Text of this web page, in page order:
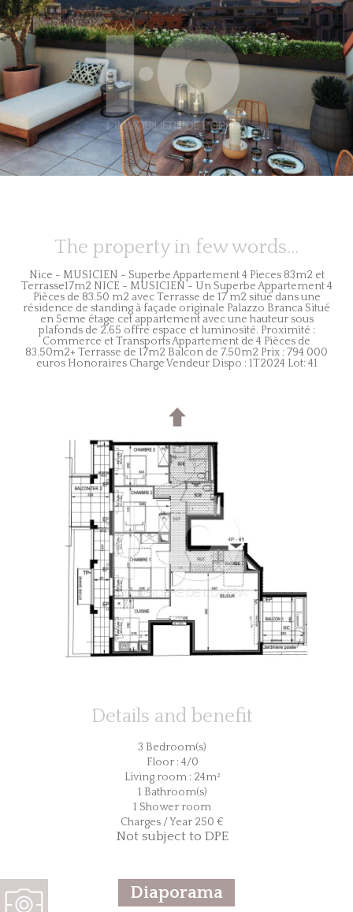
The property in few words...
Nice - MUSICIEN - Superbe Appartement 4 Pieces 83m2 et
Terrasse17m2 NICE - MUSICIEN - Un Superbe Appartement 4
Pièces de 83.50 m2 avec Terrasse de 17 m2 situé dans une
résidence de standing à façade originale Palazzo Branca Situé
en 5eme étage cet appartement avec une hauteur sous
plafonds de 2.65 offre espace et luminosité. Proximité :
Commerce et Transports Appartement de 4 Pièces de
83.50m2+ Terrasse de 17m2 Balcon de 7.50m2 Prix : 794 000
euros Honoraires Charge Vendeur Dispo : 1T2024 Lot: 41
Details and benefit
3 Bedroom(s)
Floor : 4/0
Living room : 24m²
1 Bathroom(s)
1 Shower room
Charges / Year 250 €
Not subject to DPE
Diaporama